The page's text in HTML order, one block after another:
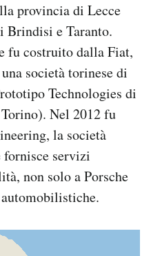
provincia di Lecce
Brindisi e Taranto.
fu costruito dalla Fiat,
società torinese di
Technologies di
Nel 2012 fu
la società
fornisce servizi
non solo a Porsche